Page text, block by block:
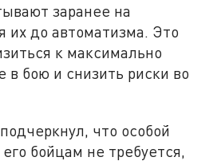
заранее на
их до автоматизма. Это
к максимально
в бою и снизить риски во
что особой
бойцам не требуется,